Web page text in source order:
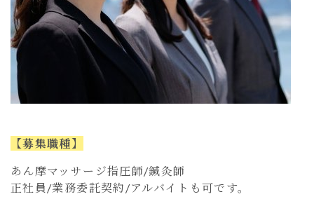
【募集職種】
あん摩マッサージ指圧師/鍼灸師
正社員/業務委託契約/アルバイトも可です。